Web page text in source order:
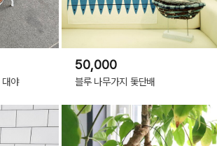
야
50,000
블루 나무가지 돛단배